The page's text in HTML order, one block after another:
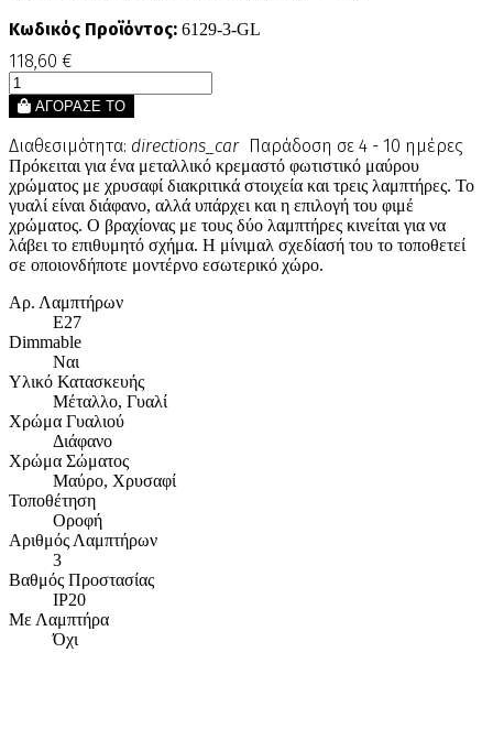
Κωδικός Προϊόντος: 6129-3-GL
118,60 €
ΑΓΟΡΑΣΕ ΤΟ
Διαθεσιμότητα: directions_car Παράδοση σε 4 - 10 ημέρες
Πρόκειται για ένα μεταλλικό κρεμαστό φωτιστικό μαύρου
χρώματος με χρυσαφί διακριτικά στοιχεία και τρεις λαμπτήρες. Το
γυαλί είναι διάφανο, αλλά υπάρχει και η επιλογή του φιμέ
χρώματος. Ο βραχίονας με τους δύο λαμπτήρες κινείται για να
λάβει το επιθυμητό σχήμα. Η μίνιμαλ σχεδίασή του το τοποθετεί
σε οποιονδήποτε μοντέρνο εσωτερικό χώρο.
Αρ. Λαμπτήρων
Ε27
Dimmable
Ναι
Υλικό Κατασκευής
Μέταλλο, Γυαλί
Χρώμα Γυαλιού
Διάφανο
Χρώμα Σώματος
Μαύρο, Χρυσαφί
Τοποθέτηση
Οροφή
Αριθμός Λαμπτήρων
3
Βαθμός Προστασίας
IP20
Με Λαμπτήρα
Όχι